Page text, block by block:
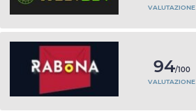
VALUTAZIONE
94/100
VALUTAZIONE